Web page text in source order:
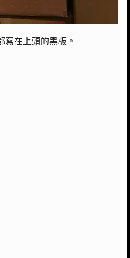
寫在上頭的黑板。